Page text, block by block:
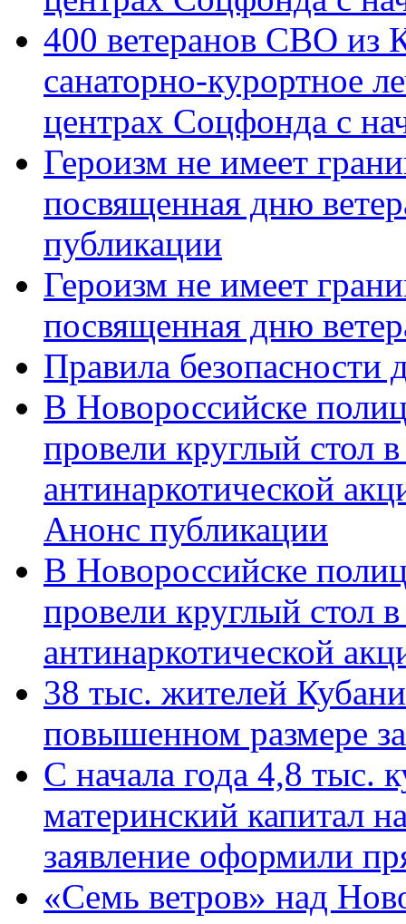
400 ветеранов СВО из
санаторно-курортное
центрах Соцфонда с
Героизм не имеет
посвященная дню
публикации
Героизм не имеет
посвященная дню
Правила безопасности
В Новороссийске
провели круглый стол
антинаркотической
Анонс публикации
В Новороссийске
провели круглый стол
антинаркотической
38 тыс. жителей
повышенном размере
С начала года 4,8 тыс.
материнский капитал
заявление оформили
«Семь ветров» над